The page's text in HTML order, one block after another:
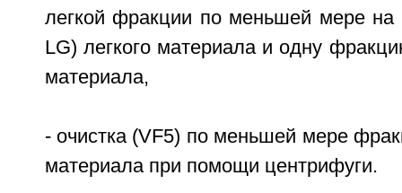
легкой фракции по меньшей мере
LG) легкого материала и одну
материала,
- очистка (VF5) по меньшей мере
материала при помощи центрифуги.